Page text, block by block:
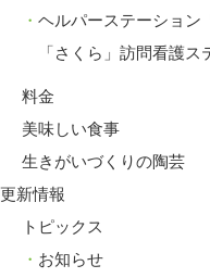
ヘルパーステーション
「さくら」訪問看護ス
料金
美味しい食事
生きがいづくりの陶芸
更新情報
トピックス
お知らせ